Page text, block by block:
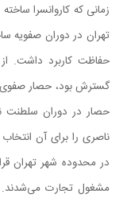
زمانی که کاروانسرا
تهران در دوران صفویه
حفاظت کاربرد داشت.
گسترش بود، حصار صفوی
حصار در دوران سلطنت
ناصری را برای آن
در محدوده شهر تهران
مشغول تجارت می‌شدند.